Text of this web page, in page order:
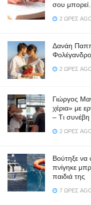
σου μπορεί…
2 ΏΡΕΣ
Δανάη
2 ΏΡΕΣ
Γιώργος
χέρια» με
– Tι
2 ΏΡΕΣ
Βούτηξε να
πνίγηκε
παιδιά της
7 ΏΡΕΣ